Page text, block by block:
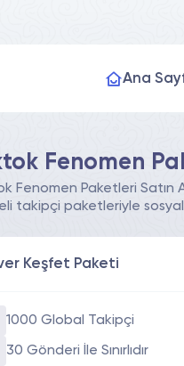
Ana
Fenomen
Fenomen Paketleri Satın
takipçi paketleriyle sosyal
Keşfet Paketi
1000 Global Takipçi
30 Gönderi İle Sınırlıdır